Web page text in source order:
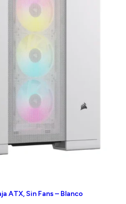
ATX, Sin Fans – Blanco